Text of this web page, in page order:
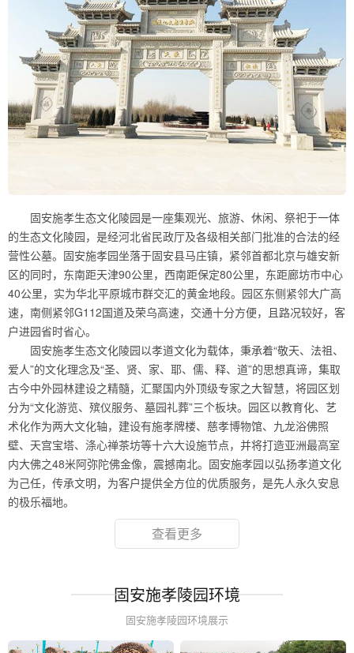
固安施孝生态文化陵园是一座集观光、旅游、休闲、祭祀于一体
的生态文化陵园，是经河北省民政厅及各级相关部门批准的合法的经
营性公墓。固安施孝园坐落于固安县马庄镇，紧邻首都北京与雄安新
区的同时，东南距天津90公里，西南距保定80公里，东距廊坊市中心
40公里，实为华北平原城市群交汇的黄金地段。园区东侧紧邻大广高
速，南侧紧邻G112国道及荣乌高速，交通十分方便，且路况较好，客
户进园省时省心。
固安施孝生态文化陵园以孝道文化为载体，秉承着“敬天、法祖、
爱人”的文化理念及“圣、贤、家、耶、儒、释、道”的思想真谛，集取
古今中外园林建设之精髓，汇聚国内外顶级专家之大智慧，将园区划
分为“文化游览、殡仪服务、墓园礼葬”三个板块。园区以教育化、艺
术化作为两大文化轴，建设有施孝牌楼、慈孝博物馆、九龙浴佛照
壁、天宫宝塔、涤心禅茶坊等十六大设施节点，并将打造亚洲最高室
内大佛之48米阿弥陀佛金像，震撼南北。固安施孝园以弘扬孝道文化
为己任，传承文明，为客户提供全方位的优质服务，是先人永久安息
的极乐福地。
查看更多
固安施孝陵园环境
固安施孝陵园环境展示